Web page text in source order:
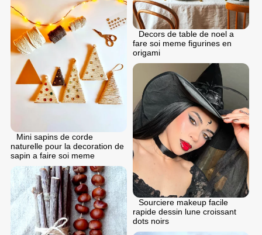
Decors de table de noel a
fare soi meme figurines en
origami
Mini sapins de corde
naturelle pour la decoration de
sapin a faire soi meme
Sourciere makeup facile
rapide dessin lune croissant
dots noirs